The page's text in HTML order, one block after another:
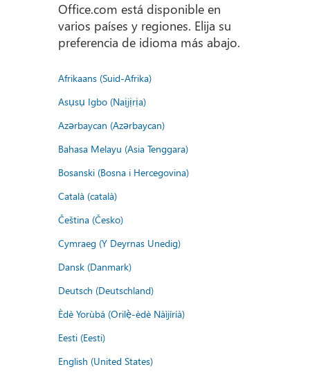
Office.com está disponible en
varios países y regiones. Elija su
preferencia de idioma más abajo.
Afrikaans (Suid-Afrika)
Asụsụ Igbo (Naịjịrịa)
Azərbaycan (Azərbaycan)
Bahasa Melayu (Asia Tenggara)
Bosanski (Bosna i Hercegovina)
Català (català)
Čeština (Česko)
Cymraeg (Y Deyrnas Unedig)
Dansk (Danmark)
Deutsch (Deutschland)
Èdè Yorùbá (Orilẹ̀-èdè Nàìjíríà)
Eesti (Eesti)
English (United States)